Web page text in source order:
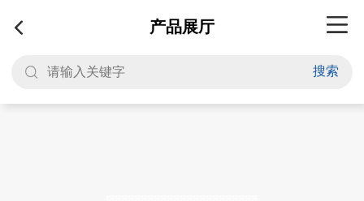
产品展厅
搜索